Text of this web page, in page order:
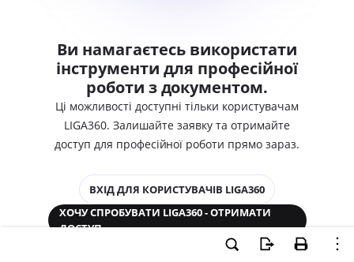
Ви намагаєтесь використати
інструменти для професійної
роботи з документом.
Ці можливості доступні тільки користувачам
LIGA360. Залишайте заявку та отримайте
доступ для професійної роботи прямо зараз.
ВХІД ДЛЯ КОРИСТУВАЧІВ LIGA360
ХОЧУ СПРОБУВАТИ LIGA360 - ОТРИМАТИ
ДОСТУП